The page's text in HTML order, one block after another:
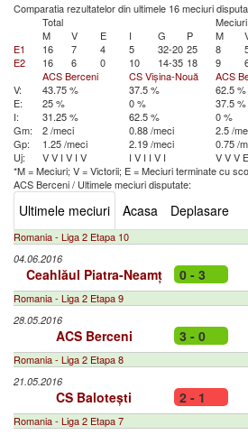
Comparatia rezultatelor din ultimele 16 meciuri
Total
M
V E I G P M
E1
16 7 4 5 32-20 25 8
E2
16 6 0 10 14-35 18 9
ACS Berceni
CS Vișina-Nouă ACS
V:
43.75 % 37.5 % 62.5 %
E:
25 % 0 % 37.5 %
I:
31.25 % 62.5 % 0 %
Gm:
2 /meci 0.88 /meci 2.5 /
Gp:
1.25 /meci 2.19 /meci 0.75 /
Uj:
VV I V I V I V I I V I VVV E
*M = Meciuri; V = Victorii; E = Meciuri terminate cu
ACS Berceni/ Ultimele meciuri disputate:
Ultimele meciuri Acasa Deplasare
Romania - Liga 2 Etapa 10
04.06.2016
Ceahlăul Piatra-Neamț 0 - 3
Romania - Liga 2 Etapa 9
28.05.2016
ACS Berceni 3 - 0
Romania - Liga 2 Etapa 8
21.05.2016
CS Balotești 2 - 1
Romania - Liga 2 Etapa 7